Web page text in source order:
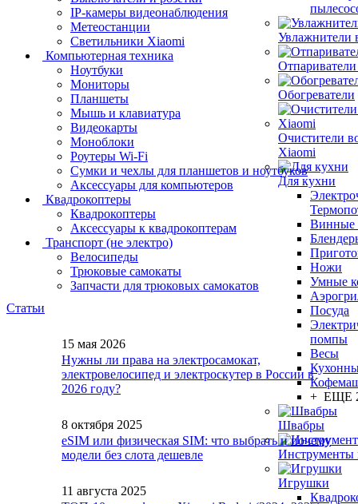
Увлажнители
Обогреватели
Очистители
Xiaomi
Для кухни
Винные
Ножи
Умные
Посуда
помпы
Весы
+ ЕЩЕ
Швабры
Инструменты
Игрушки
IP-камеры видеонаблюдения
Метеостанции
Светильники Xiaomi
Компьютерная техника
Ноутбуки
Мониторы
Планшеты
Мышь и клавиатура
Видеокарты
Моноблоки
Роутеры Wi-Fi
Сумки и чехлы для планшетов и ноутбуков
Аксессуары для компьютеров
Квадрокоптеры
Квадрокоптеры
Аксессуары к квадрокоптерам
Транспорт (не электро)
Велосипеды
Трюковые самокаты
Запчасти для трюковых самокатов
Статьи
15 мая 2026
Нужны ли права на электросамокат,
электровелосипед и электроскутер в России в
2026 году?
8 октября 2025
eSIM или физическая SIM: что выбрать и почему
модели без слота дешевле
11 августа 2025